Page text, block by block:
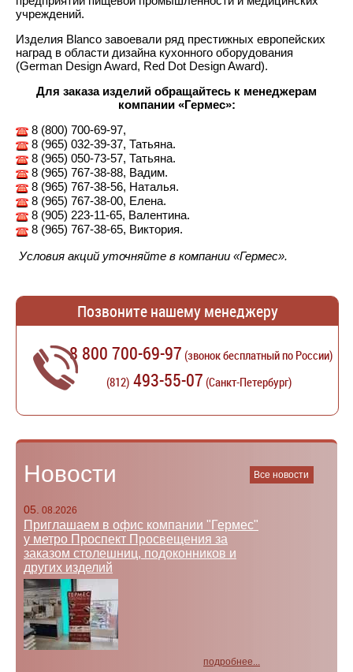
учреждений.
Изделия Blanco завоевали ряд престижных европейских
наград в области дизайна кухонного оборудования
(German Design Award, Red Dot Design Award).
Для заказа изделий обращайтесь к менеджерам
компании «Гермес»:
8 (800) 700-69-97,
8 (965) 032-39-37, Татьяна.
8 (965) 050-73-57, Татьяна.
8 (965) 767-38-88, Вадим.
8 (965) 767-38-56, Наталья.
8 (965) 767-38-00, Елена.
8 (905) 223-11-65, Валентина.
8 (965) 767-38-65, Виктория.
Условия акций уточняйте в компании «Гермес».
Позвоните нашему менеджеру
8 800 700-69-97(звонок бесплатный по России)
(812) 493-55-07(Санкт-Петербург)
Новости Все новости
05. 08.2026
Приглашаем в офис компании "Гермес"
у метро Проспект Просвещения за
заказом столешниц, подоконников и
других изделий
подробнее...